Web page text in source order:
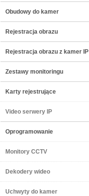
Obudowy do kamer
Rejestracja obrazu
Rejestracja obrazu z kamer IP
Zestawy monitoringu
Karty rejestrujące
Video serwery IP
Oprogramowanie
Monitory CCTV
Dekodery wideo
Uchwyty do kamer